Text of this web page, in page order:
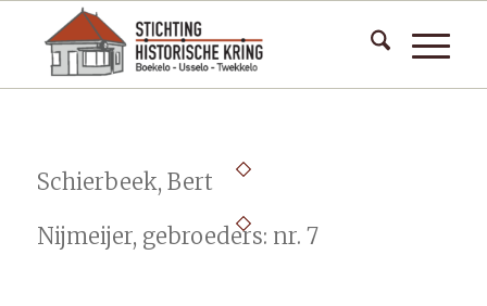
Schierbeek, Bert
Nijmeijer, gebroeders: nr. 7